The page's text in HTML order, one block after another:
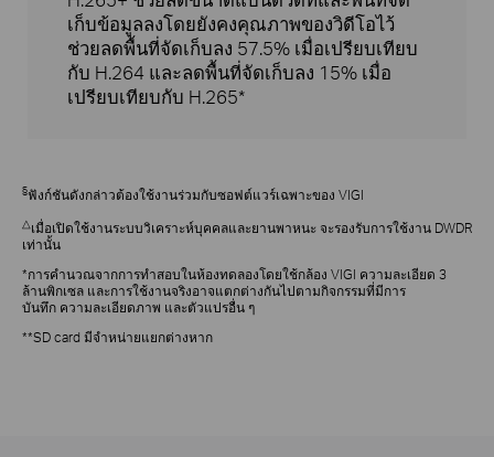
เก็บข้อมูลลงโดยยังคงคุณภาพของวิดีโอไว้
ช่วยลดพื้นที่จัดเก็บลง 57.5% เมื่อเปรียบเทียบ
กับ H.264 และลดพื้นที่จัดเก็บลง 15% เมื่อ
เปรียบเทียบกับ H.265*
§ฟังก์ชันดังกล่าวต้องใช้งานร่วมกับซอฟต์แวร์เฉพาะของ VIGI
△เมื่อเปิดใช้งานระบบวิเคราะห์บุคคลและยานพาหนะ จะรองรับการใช้งาน DWDR
เท่านั้น
*การคำนวณจากการทำสอบในห้องทดลองโดยใช้กล้อง VIGI ความละเอียด 3
ล้านพิกเซล และการใช้งานจริงอาจแตกต่างกันไปตามกิจกรรมที่มีการ
บันทึก ความละเอียดภาพ และตัวแปรอื่น ๆ
**SD card มีจำหน่ายแยกต่างหาก